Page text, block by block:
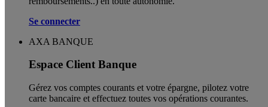
Se connecter
AXA BANQUE
Espace Client Banque
Gérez vos comptes courants et votre épargne, pilotez votre
carte bancaire et effectuez toutes vos opérations courantes.